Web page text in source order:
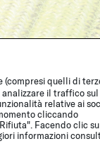
(compresi quelli di
il traffico
relative ai
cliccando
Facendo clic su
informazioni